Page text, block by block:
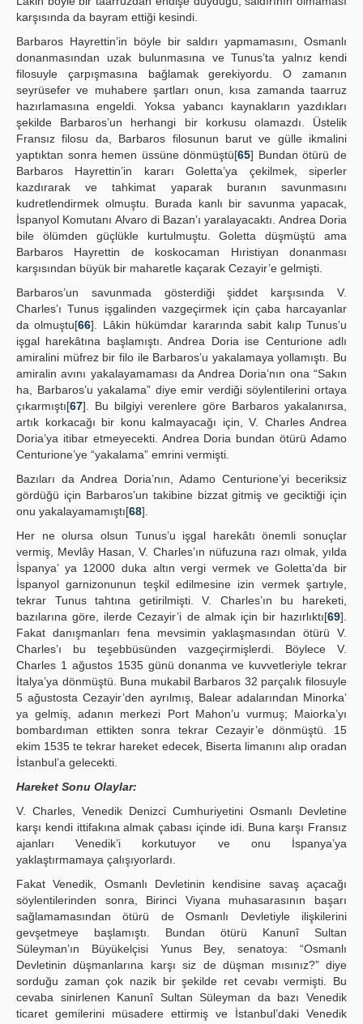
karşısında da bayram ettiği kesindi.
Barbaros Hayrettin’in böyle bir saldırı yapmamasını, Osmanlı
donanmasından uzak bulunmasına ve Tunus’ta yalnız kendi
filosuyle çarpışmasına bağlamak gerekiyordu. O zamanın
seyrüsefer ve muhabere şartları onun, kısa zamanda taarruz
hazırlamasına engeldi. Yoksa yabancı kaynakların yazdıkları
şekilde Barbaros’un herhangi bir korkusu olamazdı. Üstelik
Fransız filosu da, Barbaros filosunun barut ve gülle ikmalini
yaptıktan sonra hemen üssüne dönmüştü[65] Bundan ötürü de
Barbaros Hayrettin’in kararı Goletta’ya çekilmek, siperler
kazdırarak ve tahkimat yaparak buranın savunmasını
kudretlendirmek olmuştu. Burada kanlı bir savunma yapacak,
İspanyol Komutanı Alvaro di Bazan’ı yaralayacaktı. Andrea Doria
bile ölümden güçlükle kurtulmuştu. Goletta düşmüştü ama
Barbaros Hayrettin de koskocaman Hıristiyan donanması
karşısından büyük bir maharetle kaçarak Cezayir’e gelmişti.
Barbaros’un savunmada gösterdiği şiddet karşısında V.
Charles’ı Tunus işgalinden vazgeçirmek için çaba harcayanlar
da olmuştu[66]. Lâkin hükümdar kararında sabit kalıp Tunus’u
işgal harekâtına başlamıştı. Andrea Doria ise Centurione adlı
amiralini müfrez bir filo ile Barbaros’u yakalamaya yollamıştı. Bu
amiralin avını yakalayamaması da Andrea Doria’nın ona “Sakın
ha, Barbaros’u yakalama” diye emir verdiği söylentilerini ortaya
çıkarmıştı[67]. Bu bilgiyi verenlere göre Barbaros yakalanırsa,
artık korkacağı bir konu kalmayacağı için, V. Charles Andrea
Doria’ya itibar etmeyecekti. Andrea Doria bundan ötürü Adamo
Centurione’ye “yakalama” emrini vermişti.
Bazıları da Andrea Doria’nın, Adamo Centurione’yi beceriksiz
gördüğü için Barbaros’un takibine bizzat gitmiş ve geciktiği için
onu yakalayamamıştı[68].
Her ne olursa olsun Tunus’u işgal harekâtı önemli sonuçlar
vermiş, Mevlây Hasan, V. Charles’ın nüfuzuna razı olmak, yılda
İspanya’ ya 12000 duka altın vergi vermek ve Goletta’da bir
İspanyol garnizonunun teşkil edilmesine izin vermek şartıyle,
tekrar Tunus tahtına getirilmişti. V. Charles’ın bu hareketi,
bazılarına göre, ilerde Cezayir’i de almak için bir hazırlıktı[69].
Fakat danışmanları fena mevsimin yaklaşmasından ötürü V.
Charles’ı bu teşebbüsünden vazgeçirmişlerdi. Böylece V.
Charles 1 ağustos 1535 günü donanma ve kuvvetleriyle tekrar
İtalya’ya dönmüştü. Buna mukabil Barbaros 32 parçalık filosuyle
5 ağustosta Cezayir’den ayrılmış, Balear adalarından Minorka’
ya gelmiş, adanın merkezi Port Mahon’u vurmuş; Maiorka’yı
bombardıman ettikten sonra tekrar Cezayir’e dönmüştü. 15
ekim 1535 te tekrar hareket edecek, Biserta limanını alıp oradan
İstanbul’a gelecekti.
Hareket Sonu Olaylar:
V. Charles, Venedik Denizci Cumhuriyetini Osmanlı Devletine
karşı kendi ittifakına almak çabası içinde idi. Buna karşı Fransız
ajanları Venedik’i korkutuyor ve onu İspanya’ya
yaklaştırmamaya çalışıyorlardı.
Fakat Venedik, Osmanlı Devletinin kendisine savaş açacağı
söylentilerinden sonra, Birinci Viyana muhasarasının başarı
sağlamamasından ötürü de Osmanlı Devletiyle ilişkilerini
gevşetmeye başlamıştı. Bundan ötürü Kanunî Sultan
Süleyman’ın Büyükelçisi Yunus Bey, senatoya: “Osmanlı
Devletinin düşmanlarına karşı siz de düşman mısınız?” diye
sorduğu zaman çok nazik bir şekilde ret cevabı vermişti. Bu
cevaba sinirlenen Kanunî Sultan Süleyman da bazı Venedik
ticaret gemilerini müsadere ettirmiş ve İstanbul’daki Venedik